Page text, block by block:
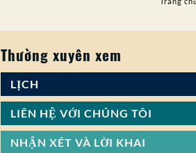
Thường xuyên xem
LỊCH
LIÊN HỆ VỚI CHÚNG TÔI
NHẬN XÉT VÀ LỜI KHAI